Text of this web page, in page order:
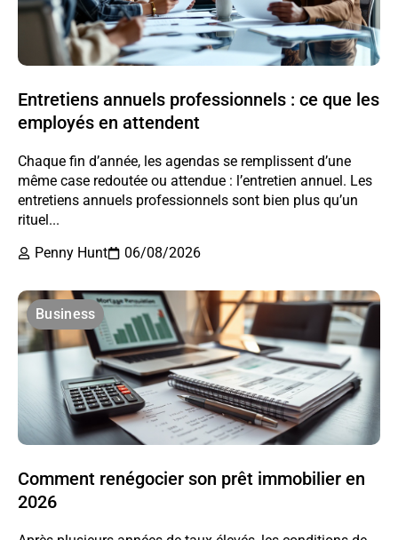
Entretiens annuels professionnels : ce que les
employés en attendent
Chaque fin d’année, les agendas se remplissent d’une
même case redoutée ou attendue : l’entretien annuel. Les
entretiens annuels professionnels sont bien plus qu’un
rituel...
Penny Hunt
06/08/2026
Business
Comment renégocier son prêt immobilier en
2026